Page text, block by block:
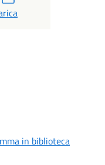
in biblioteca